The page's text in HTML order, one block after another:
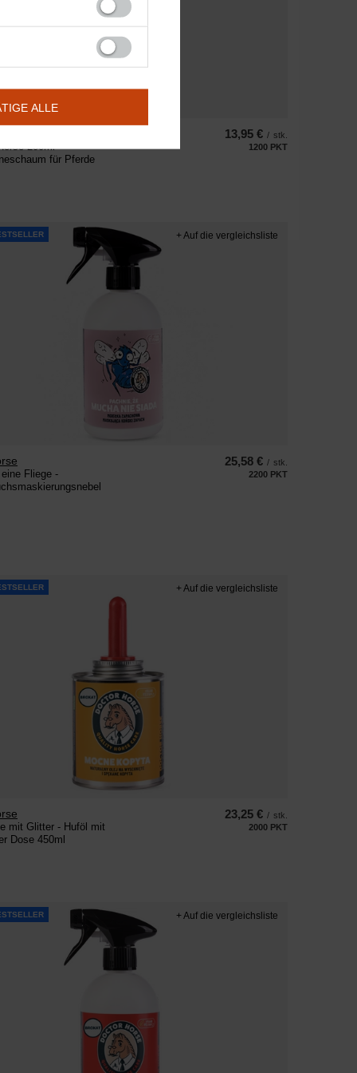
200ml
für Pferde
13,95 € / stk.
1200 PKT
Fliege -
25,58 € / stk.
2200 PKT
+ Auf die vergleichsliste
mit Glitter - Huföl mit
Dose 450ml
23,25 € / stk.
2000 PKT
+ Auf die vergleichsliste
+ Auf die vergleichsliste
ALLE